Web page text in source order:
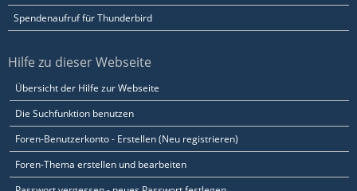
Spendenaufruf für Thunderbird
Hilfe zu dieser Webseite
Übersicht der Hilfe zur Webseite
Die Suchfunktion benutzen
Foren-Benutzerkonto - Erstellen (Neu registrieren)
Foren-Thema erstellen und bearbeiten